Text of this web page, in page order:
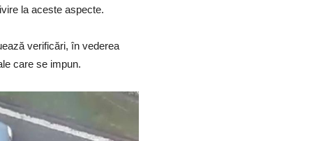
la aceste aspecte.
verificări, în vederea
care se impun.